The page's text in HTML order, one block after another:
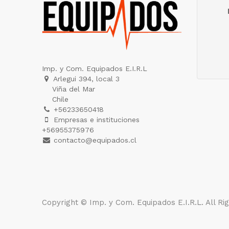
Imp. y Com. Equipados E.I.R.L
Arlegui 394, local 3
Viña del Mar
Chile
+56233650418
Empresas e instituciones
+56955375976
contacto@equipados.cl
Copyright © Imp. y Com. Equipados E.I.R.L. All